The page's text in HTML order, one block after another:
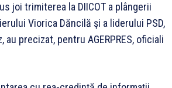
joi trimiterea la DIICOT a plângerii
Viorica Dăncilă şi a liderului PSD,
precizat, pentru AGERPRES, oficiali